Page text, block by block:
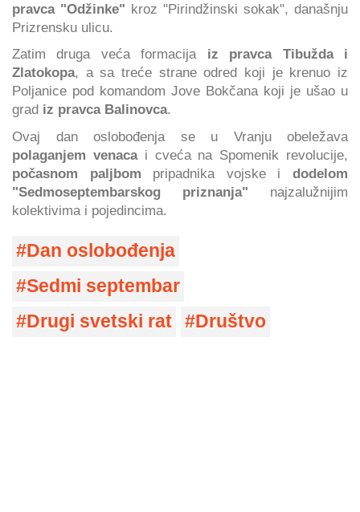
pravca "Odžinke" kroz "Pirindžinski sokak", današnju
Prizrensku ulicu.
Zatim druga veća formacija iz pravca Tibužda i
Zlatokopa, a sa treće strane odred koji je krenuo iz
Poljanice pod komandom Jove Bokčana koji je ušao u
grad iz pravca Balinovca.
Ovaj dan oslobođenja se u Vranju obeležava
polaganjem venacai cveća na Spomenik revolucije,
počasnom paljbom pripadnika vojske idodelom
"Sedmoseptembarskog priznanja" najzalužnijim
kolektivima i pojedincima.
Dan oslobođenja
Sedmi septembar
Drugi svetski rat
Društvo